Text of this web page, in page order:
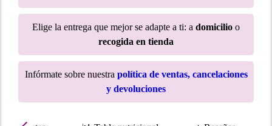
Elige la entrega que mejor se adapte a ti: a domicilio o
recogida en tienda
Infórmate sobre nuestra política de ventas, cancelaciones
y devoluciones